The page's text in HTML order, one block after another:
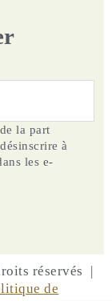
la part
à
les e-
réservés |
de